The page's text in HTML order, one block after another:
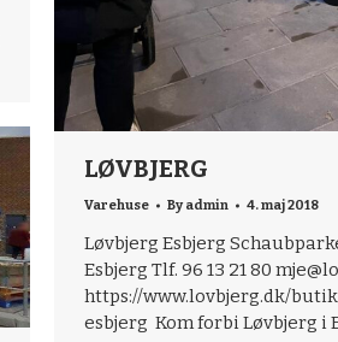
LØVBJERG
Varehuse Byadmin 4. maj 2018
Løvbjerg Esbjerg
Esbjerg Tlf. 96 13 21 80
https://www.lovbjerg.dk/
esbjerg Kom forbi Løvbjerg i